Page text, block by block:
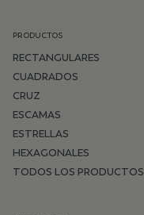
PRODUCTOS
RECTANGULARES
CUADRADOS
CRUZ
ESCAMAS
ESTRELLAS
HEXAGONALES
TODOS LOS PRODUCTOS